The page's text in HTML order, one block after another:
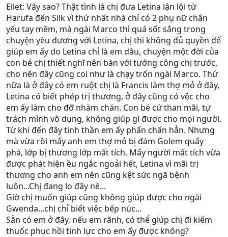
Ellet: Vậy sao? Thật tình là chị đưa Letina lận lội từ
Harufa đến Silk vì thứ nhất nhà chỉ có 2 phụ nữ chân
yếu tay mềm, mà ngài Marco thì quá sốt sắng trong
chuyện yêu đương với Letina, chị thì không đủ quyền để
giúp em ấy do Letina chỉ là em dâu, chuyện một đời của
con bé chị thiết nghĩ nên bàn với tướng công chị trước,
cho nên đây cũng coi như là chạy trốn ngài Marco. Thứ
nữa là ở đây có em ruột chị là Francis làm thợ mỏ ở đây,
Letina có biết phép trị thương, ở đây cũng có vệc cho
em ấy làm cho đỡ nhàm chán. Con bé cứ than mãi, tự
trách mình vô dụng, không giúp gì được cho mọi người.
Từ khi đến đây tinh thần em ấy phấn chấn hẳn. Nhưng
mà vừa rồi mấy anh em thợ mỏ bị đám Golem quấy
phá, lớp bị thương lớp mất tích. Mấy người mất tích vừa
được phát hiện ều ngắc ngoải hết, Letina vì mãi trị
thương cho anh em nên cũng kệt sức ngã bệnh
luôn...Chị đang lo đây nè...
Giờ chị muốn giúp cũng không giúp được cho ngài
Gwenda...chị chỉ biết việc bếp núc...
Sẵn có em ở đây, nếu em rãnh, có thể giúp chị đi kiếm
thuốc phục hồi tinh lực cho em ấy được không?